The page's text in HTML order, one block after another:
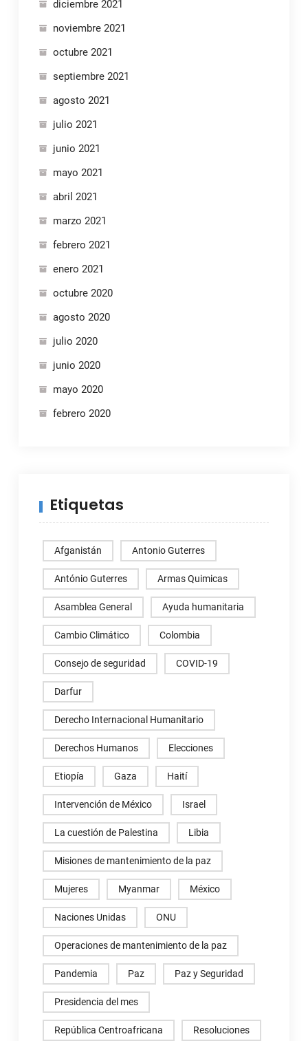
diciembre 2021
noviembre 2021
octubre 2021
septiembre 2021
agosto 2021
julio 2021
junio 2021
mayo 2021
abril 2021
marzo 2021
febrero 2021
enero 2021
octubre 2020
agosto 2020
julio 2020
junio 2020
mayo 2020
febrero 2020
Etiquetas
Afganistán Antonio Guterres
António Guterres Armas Quimicas
Asamblea General Ayuda humanitaria
Cambio Climático Colombia
Consejo de seguridad COVID-19
Darfur
Derecho Internacional Humanitario
Derechos Humanos Elecciones
Etiopía Gaza Haití
Intervención de México Israel
La cuestión de Palestina Libia
Misiones de mantenimiento de la paz
Mujeres Myanmar México
Naciones Unidas ONU
Operaciones de mantenimiento de la paz
Pandemia Paz Paz y Seguridad
Presidencia del mes
República Centroafricana Resoluciones